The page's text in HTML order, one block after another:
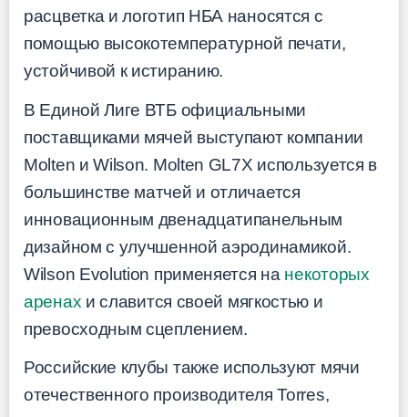
расцветка и логотип НБА наносятся с
помощью высокотемпературной печати,
устойчивой к истиранию.
В Единой Лиге ВТБ официальными
поставщиками мячей выступают компании
Molten и Wilson. Molten GL7X используется в
большинстве матчей и отличается
инновационным двенадцатипанельным
дизайном с улучшенной аэродинамикой.
Wilson Evolution применяется на некоторых
аренах и славится своей мягкостью и
превосходным сцеплением.
Российские клубы также используют мячи
отечественного производителя Torres,